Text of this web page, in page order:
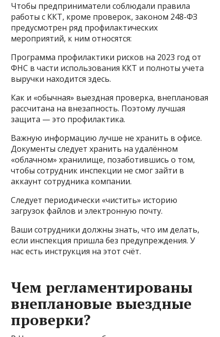
Чтобы предприниматели соблюдали правила
работы с ККТ, кроме проверок, законом 248-ФЗ
предусмотрен ряд профилактических
мероприятий, к ним относятся:
Программа профилактики рисков на 2023 год от
ФНС в части использования ККТ и полноты учета
выручки находится здесь.
Как и «обычная» выездная проверка, внеплановая
рассчитана на внезапность. Поэтому лучшая
защита — это профилактика.
Важную информацию лучше не хранить в офисе.
Документы следует хранить на удалённом
«облачном» хранилище, позаботившись о том,
чтобы сотрудник инспекции не смог зайти в
аккаунт сотрудника компании.
Следует периодически «чистить» историю
загрузок файлов и электронную почту.
Ваши сотрудники должны знать, что им делать,
если инспекция пришла без предупреждения. У
нас есть инструкция на этот счёт.
Чем регламентированы
внеплановые выездные
проверки?